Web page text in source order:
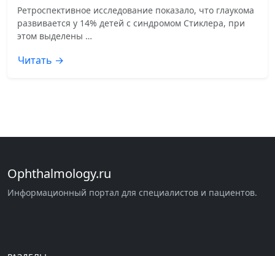
Ретроспективное исследование показало, что глаукома
развивается у 14% детей с синдромом Стиклера, при
этом выделены …
Читать →
Ophthalmology.ru
Информационный портал для специалистов и пациентов.